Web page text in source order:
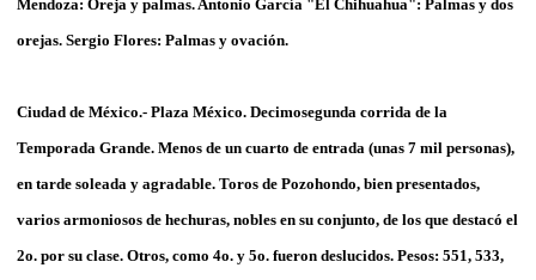
Mendoza: Oreja y palmas. Antonio García "El Chihuahua": Palmas y dos
orejas. Sergio Flores: Palmas y ovación.
Ciudad de México.- Plaza México. Decimosegunda corrida de la
Temporada Grande. Menos de un cuarto de entrada (unas 7 mil personas),
en tarde soleada y agradable. Toros de Pozohondo, bien presentados,
varios armoniosos de hechuras, nobles en su conjunto, de los que destacó el
2o. por su clase. Otros, como 4o. y 5o. fueron deslucidos. Pesos: 551, 533,